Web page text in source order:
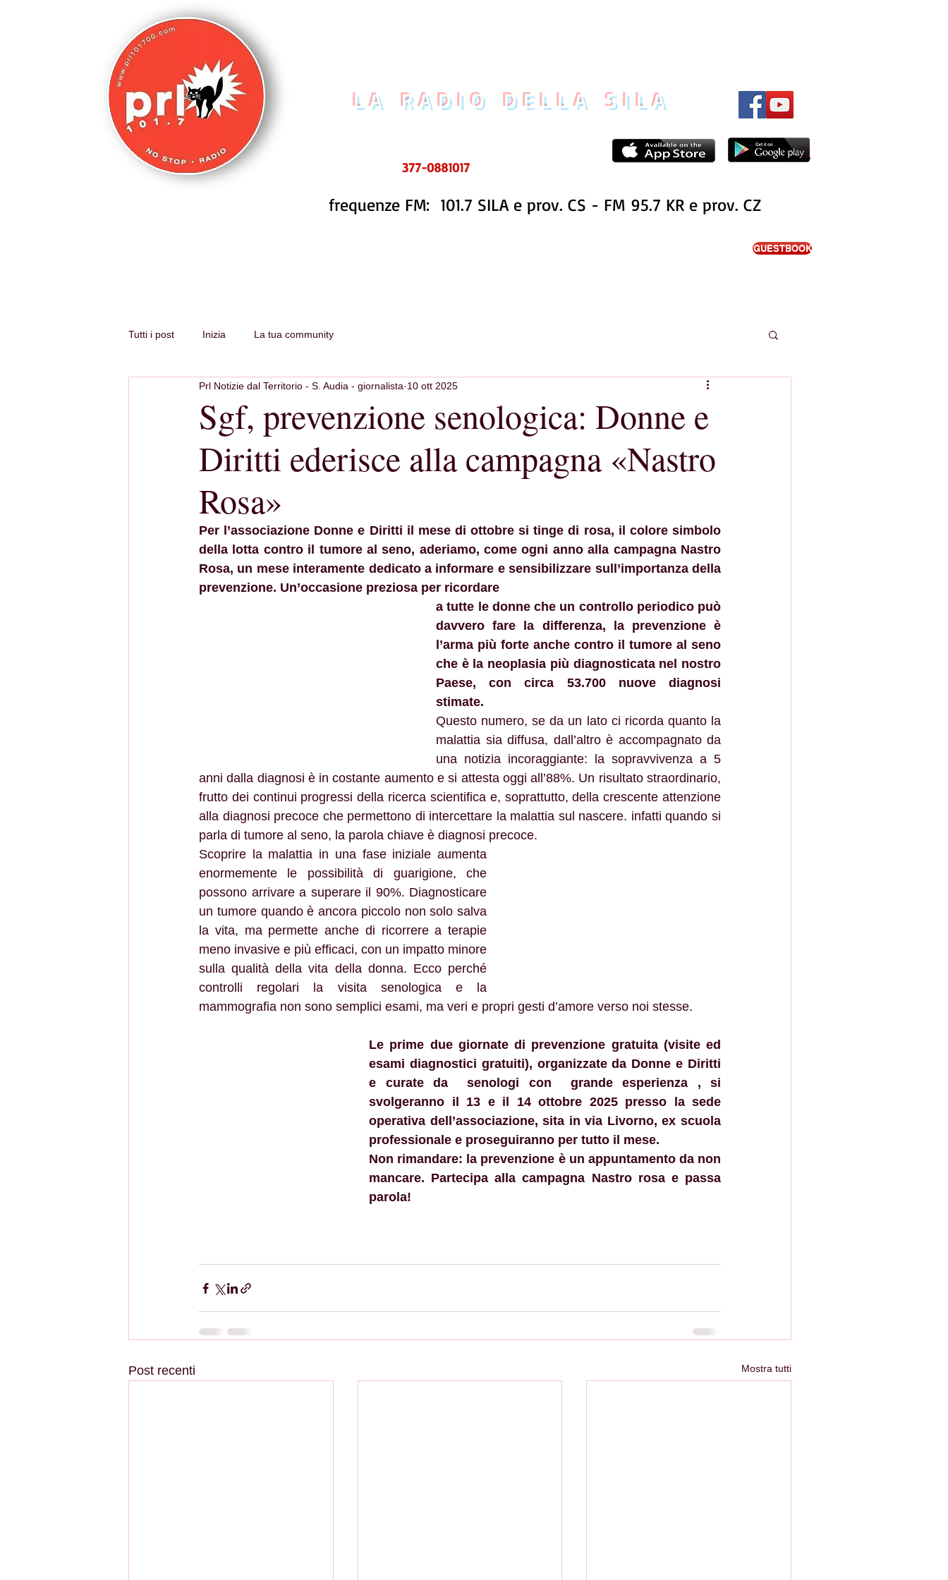
LA RADIO DELLA SILA
377-0881017
frequenze FM: 101.7 SILA e prov. CS - FM 95.7 KR e prov. CZ
GUESTBOOK
Tutti i post Inizia La tua community
Sgf, prevenzione senologica: Donne e
Diritti ederisce alla campagna «Nastro
Rosa»
Prl Notizie dal Territorio - S. Audia - giornalista 10 ott 2025
Per l’associazione Donne e Diritti il mese di ottobre si tinge di rosa, il colore simbolo
della lotta contro il tumore al seno, aderiamo, come ogni anno alla campagna Nastro
Rosa, un mese interamente dedicato a informare e sensibilizzare sull’importanza della
prevenzione. Un’occasione preziosa per ricordare
a tutte le donne che un controllo periodico può
davvero fare la differenza, la prevenzione è
l’arma più forte anche contro il tumore al seno
che è la neoplasia più diagnosticata nel nostro
Paese, con circa 53.700 nuove diagnosi
stimate.
Questo numero, se da un lato ci ricorda quanto la
malattia sia diffusa, dall’altro è accompagnato da
una notizia incoraggiante: la sopravvivenza a 5
anni dalla diagnosi è in costante aumento e si attesta oggi all’88%. Un risultato straordinario,
frutto dei continui progressi della ricerca scientifica e, soprattutto, della crescente attenzione
alla diagnosi precoce che permettono di intercettare la malattia sul nascere. infatti quando si
parla di tumore al seno, la parola chiave è diagnosi precoce.
Scoprire la malattia in una fase iniziale aumenta
enormemente le possibilità di guarigione, che
possono arrivare a superare il 90%. Diagnosticare
un tumore quando è ancora piccolo non solo salva
la vita, ma permette anche di ricorrere a terapie
meno invasive e più efficaci, con un impatto minore
sulla qualità della vita della donna. Ecco perché
controlli regolari la visita senologica e la
mammografia non sono semplici esami, ma veri e propri gesti d’amore verso noi stesse.
Le prime due giornate di prevenzione gratuita (visite ed
esami diagnostici gratuiti), organizzate da Donne e Diritti
e curate da  senologi con  grande esperienza , si
svolgeranno il 13 e il 14 ottobre 2025 presso la sede
operativa dell’associazione, sita in via Livorno, ex scuola
professionale e proseguiranno per tutto il mese.
Non rimandare: la prevenzione è un appuntamento da non
mancare. Partecipa alla campagna Nastro rosa e passa
parola!
Post recenti Mostra tutti